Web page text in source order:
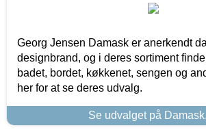
Georg Jensen Damask er anerkendt
designbrand, og i deres sortiment
badet, bordet, køkkenet, sengen og
her for at se deres udvalg.
Se udvalget på